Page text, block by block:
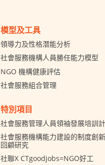
模型及工具
領導力及性格潛能分析
社會服務機構人員勝任能力模型
NGO 機構健康評估
社會服務組合管理
特別項目
社會服務管理人員領袖發展培訓
社會服務機構能力建設的制度創
回顧研究
社聯X CTgoodjobs=NGO好工